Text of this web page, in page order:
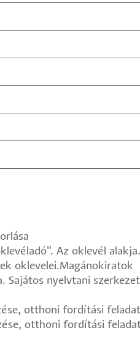
Az oklevél
oklevelei.Magánokiratok
Sajátos nyelvtani
otthoni fordítási
otthoni fordítási